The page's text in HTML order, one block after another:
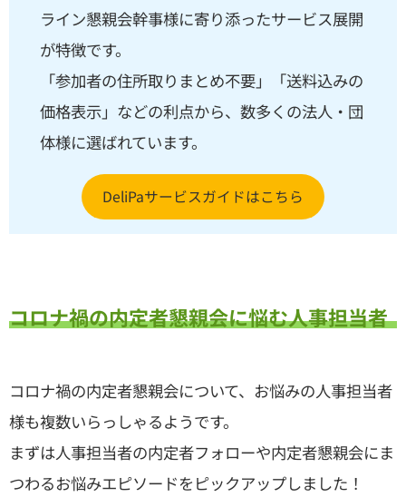
ライン懇親会幹事様に寄り添ったサービス展開
が特徴です。
「参加者の住所取りまとめ不要」「送料込みの
価格表示」などの利点から、数多くの法人・団
体様に選ばれています。
DeliPaサービスガイドはこちら
コロナ禍の内定者懇親会に悩む人事担当者
コロナ禍の内定者懇親会について、お悩みの人事担当者
様も複数いらっしゃるようです。
まずは人事担当者の内定者フォローや内定者懇親会にま
つわるお悩みエピソードをピックアップしました！